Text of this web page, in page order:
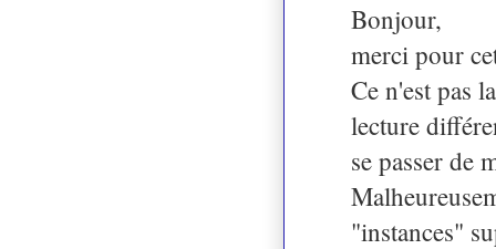
Bonjour,
merci pour
Ce n'est pas
lecture
se passer de
"instances"